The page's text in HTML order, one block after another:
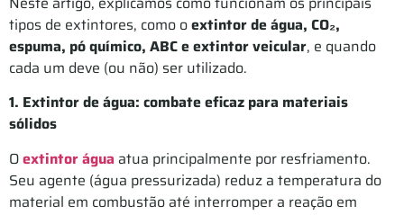
tipos de extintores, como oextintor de água, CO₂,
espuma, pó químico, ABC e extintor veicular, e quando
cada um deve (ou não) ser utilizado.
1. Extintor de água: combate eficaz para materiais
sólidos
Oextintor água atua principalmente por resfriamento.
Seu agente (água pressurizada) reduz a temperatura do
material em combustão até interromper a reação em